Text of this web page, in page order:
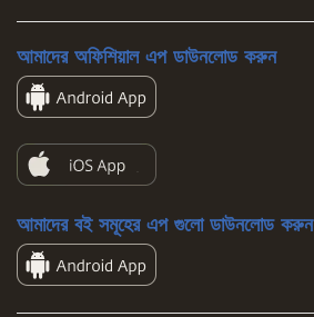
আমাদের অফিশিয়াল এপ ডাউনলোড করুন
আমাদের বই সমূহের এপ গুলো ডাউনলোড করুন